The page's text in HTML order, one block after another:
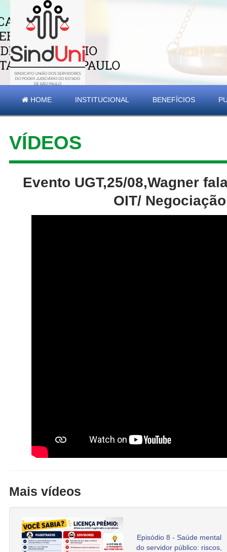
HOME INSTITUCIONAL BENEFÍCIOS
VÍDEOS
Evento UGT,25/08,Wagner
OIT/
Mais vídeos
Episódio 8 - Saúde mental
do servidor público: riscos,